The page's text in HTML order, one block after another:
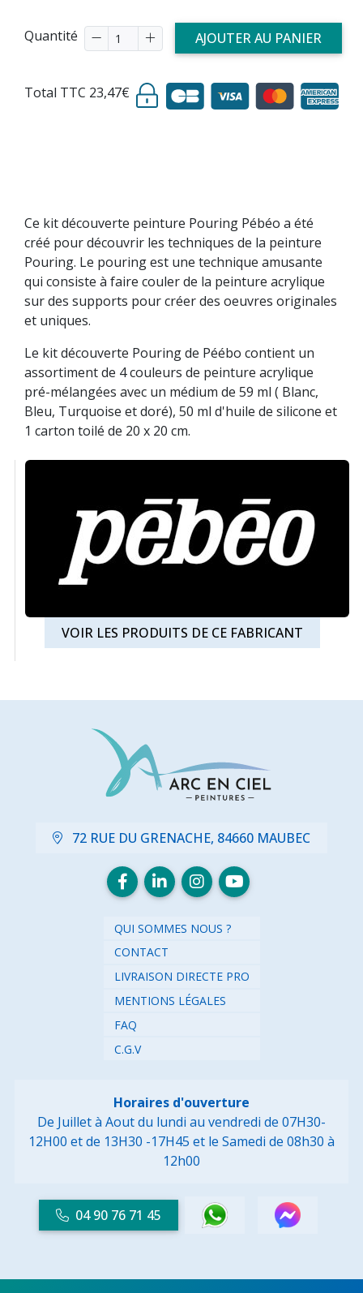
Quantité AJOUTER AU PANIER
Total TTC 23,47€
Ce kit découverte peinture Pouring Pébéo a été
créé pour découvrir les techniques de la peinture
Pouring. Le pouring est une technique amusante
qui consiste à faire couler de la peinture acrylique
sur des supports pour créer des oeuvres originales
et uniques.
Le kit découverte Pouring de Péébo contient un
assortiment de 4 couleurs de peinture acrylique
pré-mélangées avec un médium de 59 ml ( Blanc,
Bleu, Turquoise et doré), 50 ml d'huile de silicone et
1 carton toilé de 20 x 20 cm.
VOIR LES PRODUITS DE CE FABRICANT
72 RUE DU GRENACHE, 84660 MAUBEC
QUI SOMMES NOUS ?
CONTACT
LIVRAISON DIRECTE PRO
MENTIONS LÉGALES
FAQ
C.G.V
Horaires d'ouverture
De Juillet à Aout du lundi au vendredi de 07H30-
12H00 et de 13H30 -17H45 et le Samedi de 08h30 à
12h00
04 90 76 71 45